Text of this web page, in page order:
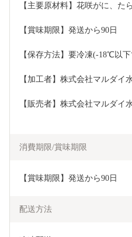
【主要原材料】花咲がに、た
【賞味期限】発送から90日
【保存方法】要冷凍(-18℃以下
【加工者】株式会社マルダイ
【販売者】株式会社マルダイ
消費期限/賞味期限
【賞味期限】発送から90日
配送方法